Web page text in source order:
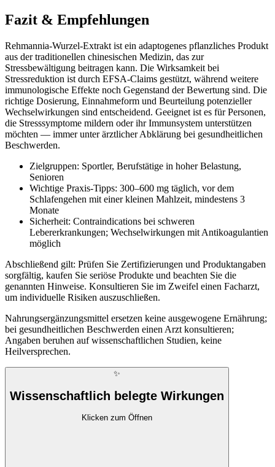
Fazit & Empfehlungen
Rehmannia-Wurzel-Extrakt ist ein adaptogenes pflanzliches Produkt
aus der traditionellen chinesischen Medizin, das zur
Stressbewältigung beitragen kann. Die Wirksamkeit bei
Stressreduktion ist durch EFSA-Claims gestützt, während weitere
immunologische Effekte noch Gegenstand der Bewertung sind. Die
richtige Dosierung, Einnahmeform und Beurteilung potenzieller
Wechselwirkungen sind entscheidend. Geeignet ist es für Personen,
die Stresssymptome mildern oder ihr Immunsystem unterstützen
möchten — immer unter ärztlicher Abklärung bei gesundheitlichen
Beschwerden.
Zielgruppen: Sportler, Berufstätige in hoher Belastung,
Senioren
Wichtige Praxis-Tipps: 300–600 mg täglich, vor dem
Schlafengehen mit einer kleinen Mahlzeit, mindestens 3
Monate
Sicherheit: Contraindications bei schweren
Lebererkrankungen; Wechselwirkungen mit Antikoagulantien
möglich
Abschließend gilt: Prüfen Sie Zertifizierungen und Produktangaben
sorgfältig, kaufen Sie seriöse Produkte und beachten Sie die
genannten Hinweise. Konsultieren Sie im Zweifel einen Facharzt,
um individuelle Risiken auszuschließen.
Nahrungsergänzungsmittel ersetzen keine ausgewogene Ernährung;
bei gesundheitlichen Beschwerden einen Arzt konsultieren;
Angaben beruhen auf wissenschaftlichen Studien, keine
Heilversprechen.
✨
Wissenschaftlich belegte Wirkungen
Klicken zum Öffnen